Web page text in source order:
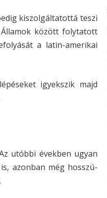
kiszolgáltatottá teszi
között folytatott
a latin-amerikai
igyekszik majd
utóbbi években ugyan
azonban még hosszú-